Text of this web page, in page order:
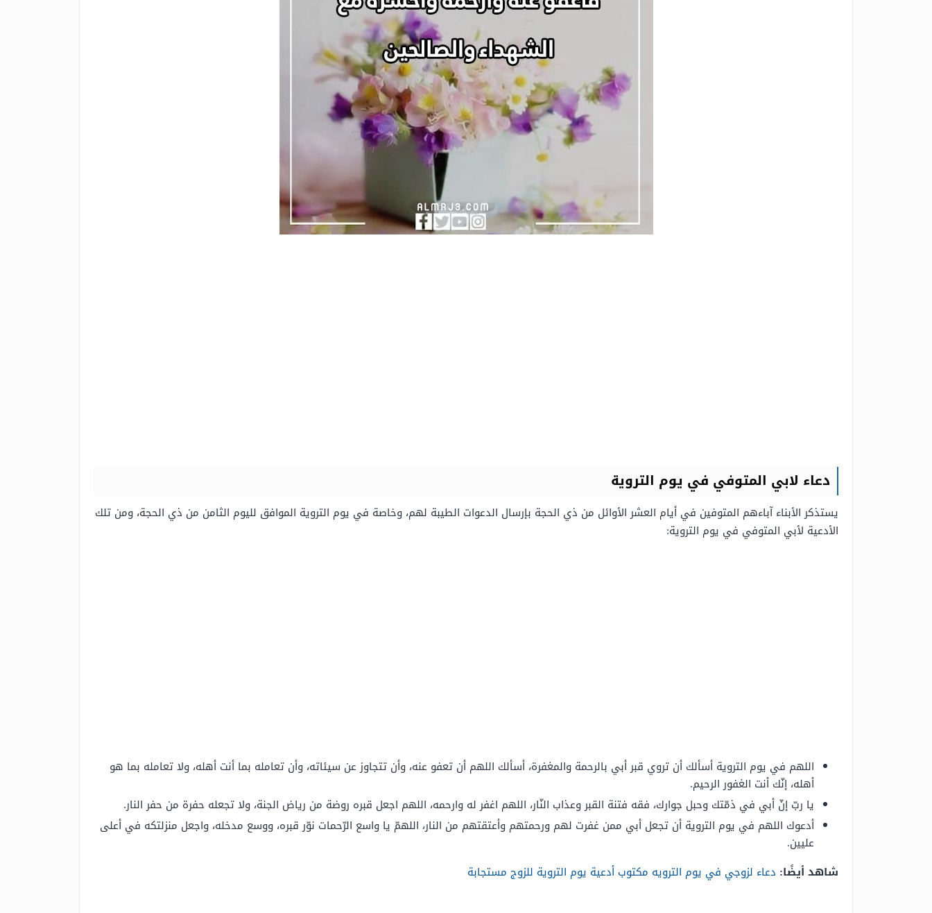
دعاء لابي المتوفي في يوم التروية
يستذكر الأبناء آباءهم المتوفين في أيام العشر الأوائل من ذي الحجة بإرسال الدعوات الطيبة لهم، وخاصة في يوم التروية الموافق لليوم الثامن من ذي الحجة، ومن تلك
الأدعية لأبي المتوفي في يوم التروية:
اللهم في يوم التروية أسألك أن تروي قبر أبي بالرحمة والمغفرة، أسألك اللهم أن تعفو عنه، وأن تتجاوز عن سيئاته، وأن تعامله بما أنت أهله، ولا تعامله بما هو
أهله، إنّك أنت الغفور الرحيم.
يا ربّ إنّ أبي في ذمّتك وحبل جوارك، فقه فتنة القبر وعذاب النّار، اللهم اغفر له وارحمه، اللهم اجعل قبره روضة من رياض الجنة، ولا تجعله حفرة من حفر النار.
أدعوك اللهم في يوم التروية أن تجعل أبي ممن غفرت لهم ورحمتهم وأعتقتهم من النار، اللهمّ يا واسع الرّحمات نوّر قبره، ووسع مدخله، واجعل منزلتكه في أعلى
عليين.
شاهد أيضًا: دعاء لزوجي في يوم الترويه مكتوب أدعية يوم التروية للزوج مستجابة